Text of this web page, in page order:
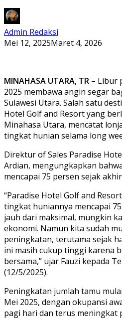
Admin Redaksi
Mei 12, 2025Maret 4, 2026
MINAHASA UTARA, TR – Libur
2025 membawa angin segar
Sulawesi Utara. Salah satu
Hotel Golf and Resort yang
Minahasa Utara, mencatat
tingkat hunian selama long
Direktur of Sales Paradise
Ardian, mengungkapkan
mencapai 75 persen sejak
“Paradise Hotel Golf and
tingkat huniannya mencapai
jauh dari maksimal, mungkin
ekonomi. Namun kita sudah
peningkatan, terutama sejak
ini masih cukup tinggi karena
bersama,” ujar Fauzi kepada
(12/5/2025).
Peningkatan jumlah tamu
Mei 2025, dengan okupansi
pagi hari dan terus meningkat